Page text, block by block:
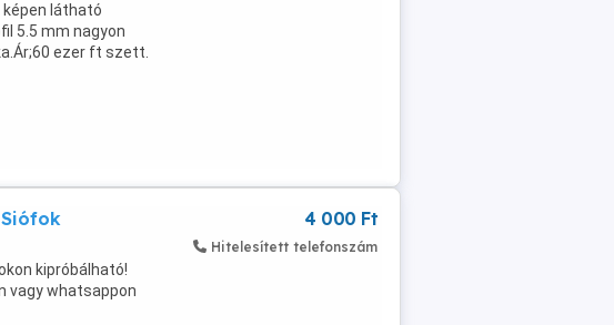
képen látható
5.5 mm nagyon
ezer ft szett.
Siófok
kipróbálható!
vagy whatsappon
4 000 Ft
Hitelesített telefonszám